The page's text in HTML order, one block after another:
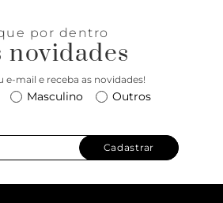
por dentro
novidades
e-mail e receba as novidades!
Masculino Outros
Cadastrar